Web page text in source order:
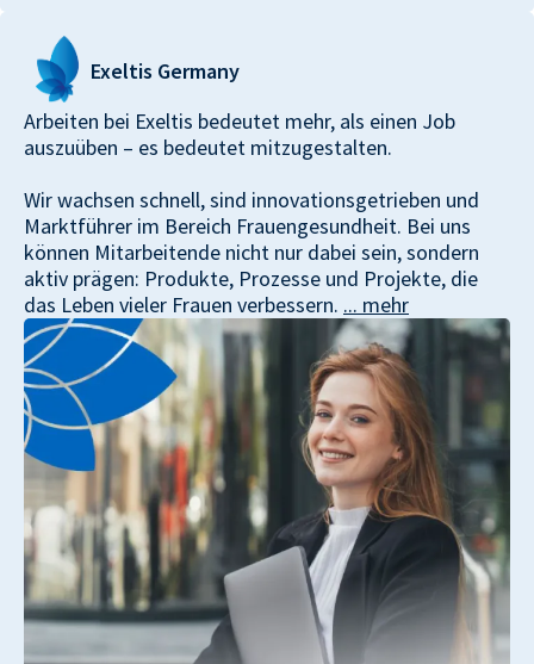
Exeltis Germany
Arbeiten bei Exeltis bedeutet mehr, als einen Job
auszuüben – es bedeutet mitzugestalten.
Wir wachsen schnell, sind innovationsgetrieben und
Marktführer im Bereich Frauengesundheit. Bei uns
können Mitarbeitende nicht nur dabei sein, sondern
aktiv prägen: Produkte, Prozesse und Projekte, die
das Leben vieler Frauen verbessern. ... mehr